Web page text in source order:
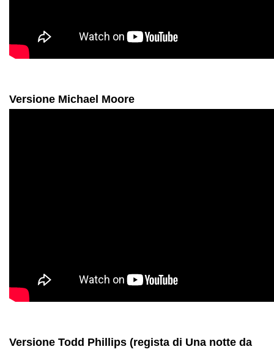
Versione Michael Moore
Versione Todd Phillips (regista di Una notte da